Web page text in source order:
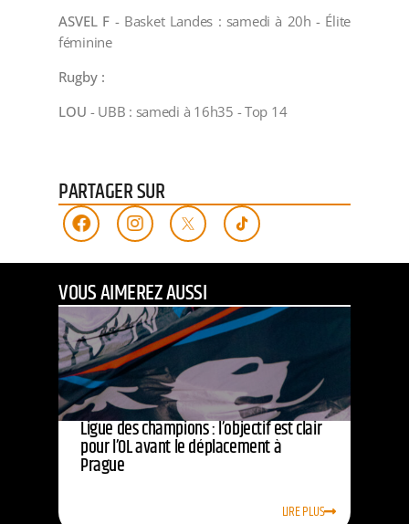
ASVEL F - Basket Landes : samedi à 20h - Élite
féminine
Rugby :
LOU - UBB : samedi à 16h35 - Top 14
PARTAGER SUR
VOUS AIMEREZ AUSSI
Ligue des champions : l’objectif est clair
pour l’OL avant le déplacement à
Prague
LIRE PLUS